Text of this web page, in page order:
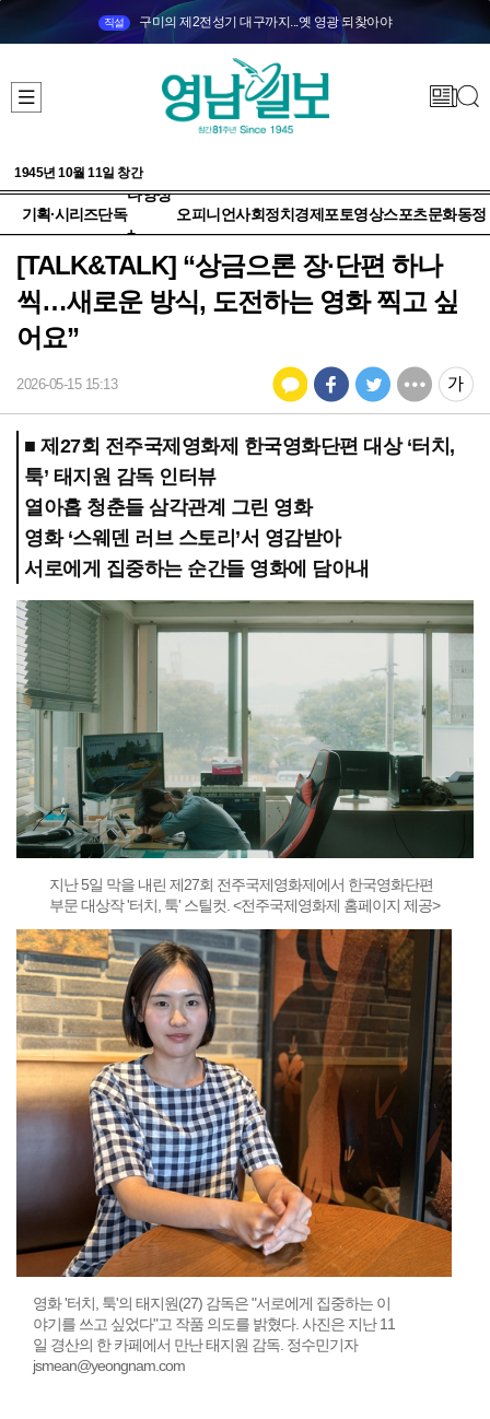
직설 구미의 제2전성기 대구까지...옛 영광 되찾아야
1945년 10월 11일 창간
기획·시리즈단독
다양성
+
오피니언사회정치 경제 포토영상스포츠문화동정
[TALK&TALK] “상금으론 장·단편 하나
씩…새로운 방식, 도전하는 영화 찍고 싶
어요”
2026-05-15 15:13
■ 제27회 전주국제영화제 한국영화단편 대상 ‘터치,
툭’ 태지원 감독 인터뷰
열아홉 청춘들 삼각관계 그린 영화
영화 ‘스웨덴 러브 스토리’서 영감받아
서로에게 집중하는 순간들 영화에 담아내
지난 5일 막을 내린 제27회 전주국제영화제에서 한국영화단편
부문 대상작 '터치, 툭' 스틸컷. <전주국제영화제 홈페이지 제공>
영화 '터치, 툭'의 태지원(27) 감독은 "서로에게 집중하는 이
야기를 쓰고 싶었다"고 작품 의도를 밝혔다. 사진은 지난 11
일 경산의 한 카페에서 만난 태지원 감독. 정수민기자
jsmean@yeongnam.com